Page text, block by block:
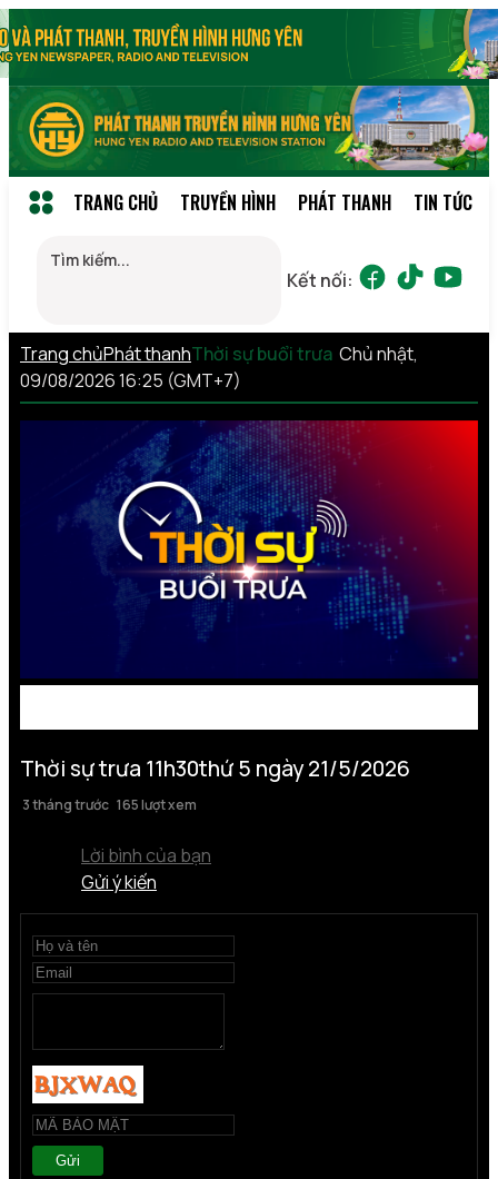
TRANG CHỦ TRUYỀN HÌNH PHÁT THANH TIN TỨC
Kết nối:
Trang chủPhát thanhThời sự buổi trưa Chủ nhật,
09/08/2026 16:25 (GMT+7)
Thời sự trưa 11h30thứ 5 ngày 21/5/2026
3 tháng trước 165 lượt xem
Lời bình của bạn
Gửi ý kiến
Gửi